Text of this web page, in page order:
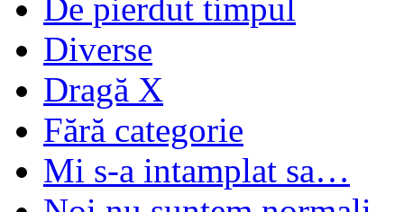
De pierdut timpul
Diverse
Dragă X
Fără categorie
Mi s-a intamplat sa…